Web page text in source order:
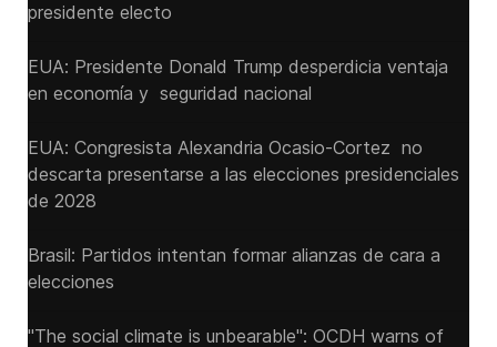
presidente electo
EUA: Presidente Donald Trump desperdicia ventaja
en economía y seguridad nacional
EUA: Congresista Alexandria Ocasio-Cortez no
descarta presentarse a las elecciones presidenciales
de 2028
Brasil: Partidos intentan formar alianzas de cara a
elecciones
"The social climate is unbearable": OCDH warns of